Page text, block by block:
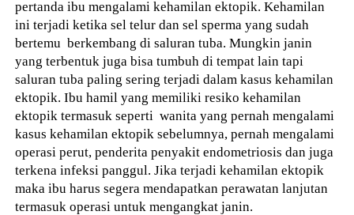
pertanda ibu mengalami kehamilan ektopik. Kehamilan
ini terjadi ketika sel telur dan sel sperma yang sudah
bertemu berkembang di saluran tuba. Mungkin janin
yang terbentuk juga bisa tumbuh di tempat lain tapi
saluran tuba paling sering terjadi dalam kasus kehamilan
ektopik. Ibu hamil yang memiliki resiko kehamilan
ektopik termasuk seperti wanita yang pernah mengalami
kasus kehamilan ektopik sebelumnya, pernah mengalami
operasi perut, penderita penyakit endometriosis dan juga
terkena infeksi panggul. Jika terjadi kehamilan ektopik
maka ibu harus segera mendapatkan perawatan lanjutan
termasuk operasi untuk mengangkat janin.